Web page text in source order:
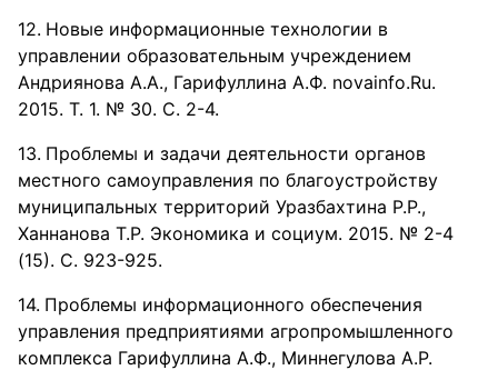
Новые информационные технологии в
управлении образовательным учреждением
Андриянова А.А., Гарифуллина А.Ф. novainfo.Ru.
2015. Т. 1. № 30. С. 2-4.
Проблемы и задачи деятельности органов
местного самоуправления по благоустройству
муниципальных территорий Уразбахтина Р.Р.,
Ханнанова Т.Р. Экономика и социум. 2015. № 2-4
(15). С. 923-925.
Проблемы информационного обеспечения
управления предприятиями агропромышленного
комплекса Гарифуллина А.Ф., Миннегулова А.Р.